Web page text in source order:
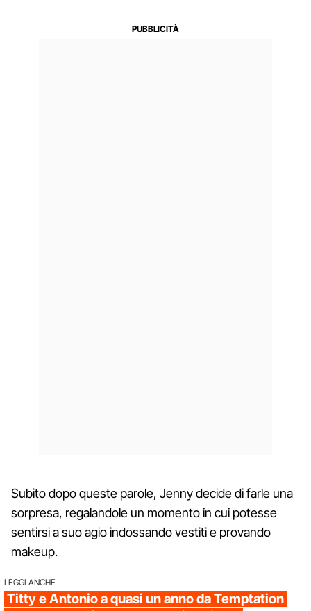
Subito dopo queste parole, Jenny decide di farle una
sorpresa, regalandole un momento in cui potesse
sentirsi a suo agio indossando vestiti e provando
makeup.
LEGGI ANCHE
Titty e Antonio a quasi un anno da Temptation